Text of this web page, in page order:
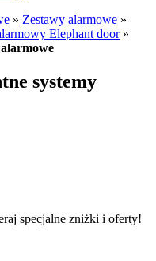
» Zestawy alarmowe »
Elephant door»
systemy
specjalne zniżki i oferty!